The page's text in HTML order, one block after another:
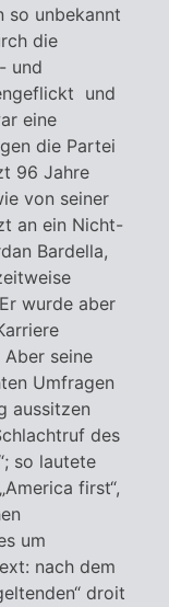
so unbekannt
die
und
und
eine
die Partei
96 Jahre
von seiner
an ein Nicht-
Bardella,
wurde aber
seine
Umfragen
aussitzen
des
so lautete
first“,
um
nach dem
droit